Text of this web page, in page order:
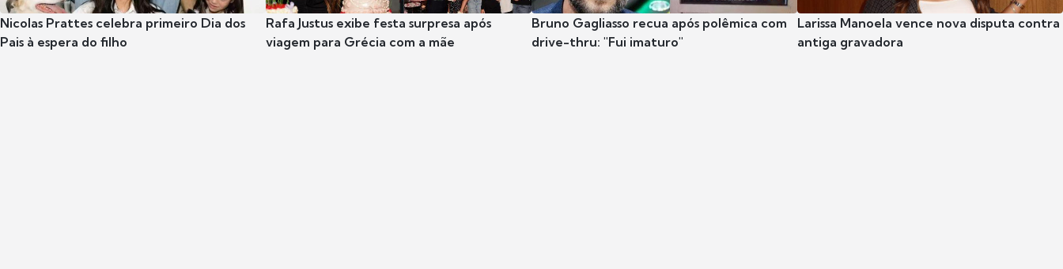
Nicolas Prattes celebra primeiro Dia dos
Pais à espera do filho
Rafa Justus exibe festa surpresa após
viagem para Grécia com a mãe
Bruno Gagliasso recua após polêmica com
drive-thru: "Fui imaturo"
Larissa Manoela vence nova disputa contra
antiga gravadora